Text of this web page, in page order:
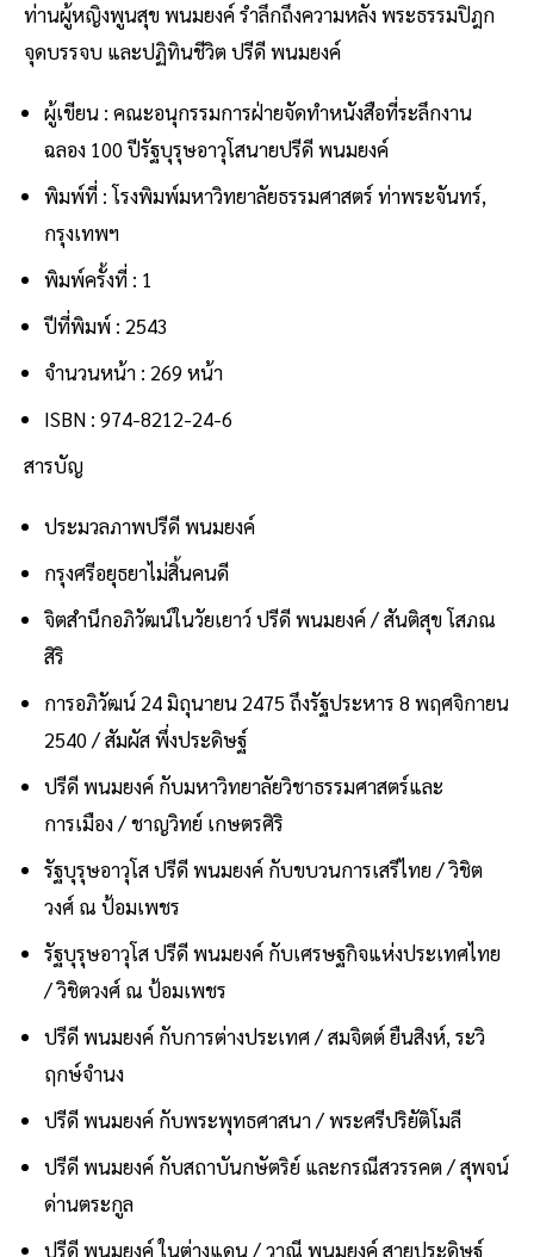
ท่านผู้หญิงพูนสุข พนมยงค์ รำลึกถึงความหลัง พระธรรมปิฎก
จุดบรรจบ และปฏิทินชีวิต ปรีดี พนมยงค์
ผู้เขียน : คณะอนุกรรมการฝ่ายจัดทำหนังสือที่ระลึกงาน
ฉลอง 100 ปีรัฐบุรุษอาวุโสนายปรีดี พนมยงค์
พิมพ์ที่ : โรงพิมพ์มหาวิทยาลัยธรรมศาสตร์ ท่าพระจันทร์,
กรุงเทพฯ
พิมพ์ครั้งที่ : 1
ปีที่พิมพ์ : 2543
จำนวนหน้า : 269 หน้า
ISBN : 974-8212-24-6
สารบัญ
ประมวลภาพปรีดี พนมยงค์
กรุงศรีอยุธยาไม่สิ้นคนดี
จิตสำนึกอภิวัฒน์ในวัยเยาว์ ปรีดี พนมยงค์ / สันติสุข โสภณ
สิริ
การอภิวัฒน์ 24 มิถุนายน 2475 ถึงรัฐประหาร 8 พฤศจิกายน
2540 / สัมผัส พึ่งประดิษฐ์
ปรีดี พนมยงค์ กับมหาวิทยาลัยวิชาธรรมศาสตร์และ
การเมือง / ชาญวิทย์ เกษตรศิริ
รัฐบุรุษอาวุโส ปรีดี พนมยงค์ กับขบวนการเสรีไทย / วิชิต
วงศ์ ณ ป้อมเพชร
รัฐบุรุษอาวุโส ปรีดี พนมยงค์ กับเศรษฐกิจแห่งประเทศไทย
/ วิชิตวงศ์ ณ ป้อมเพชร
ปรีดี พนมยงค์ กับการต่างประเทศ / สมจิตต์ ยืนสิงห์, ระวิ
ฤกษ์จำนง
ปรีดี พนมยงค์ กับพระพุทธศาสนา / พระศรีปริยัติโมลี
ปรีดี พนมยงค์ กับสถาบันกษัตริย์ และกรณีสวรรคต / สุพจน์
ด่านตระกูล
ปรีดี พนมยงค์ ในต่างแดน / วาณี พนมยงค์ สายประดิษฐ์